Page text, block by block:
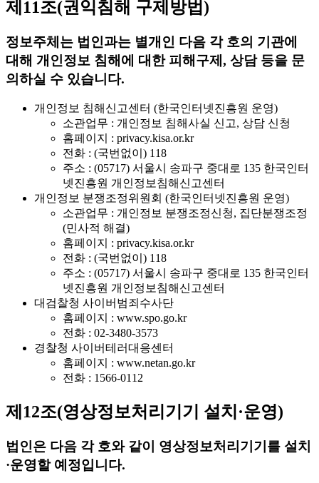
제11조(권익침해 구제방법)
정보주체는 법인과는 별개인 다음 각 호의 기관에
대해 개인정보 침해에 대한 피해구제, 상담 등을 문
의하실 수 있습니다.
개인정보 침해신고센터 (한국인터넷진흥원 운영)
소관업무 : 개인정보 침해사실 신고, 상담 신청
홈페이지 : privacy.kisa.or.kr
전화 : (국번없이) 118
주소 : (05717) 서울시 송파구 중대로 135 한국인터
넷진흥원 개인정보침해신고센터
개인정보 분쟁조정위원회 (한국인터넷진흥원 운영)
소관업무 : 개인정보 분쟁조정신청, 집단분쟁조정
(민사적 해결)
홈페이지 : privacy.kisa.or.kr
전화 : (국번없이) 118
주소 : (05717) 서울시 송파구 중대로 135 한국인터
넷진흥원 개인정보침해신고센터
대검찰청 사이버범죄수사단
홈페이지 : www.spo.go.kr
전화 : 02-3480-3573
경찰청 사이버테러대응센터
홈페이지 : www.netan.go.kr
전화 : 1566-0112
제12조(영상정보처리기기 설치·운영)
법인은 다음 각 호와 같이 영상정보처리기기를 설치
·운영할 예정입니다.